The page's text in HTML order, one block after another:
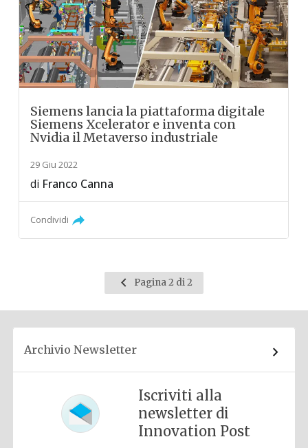
Siemens lancia la piattaforma digitale
Siemens Xcelerator e inventa con
Nvidia il Metaverso industriale
29 Giu 2022
di Franco Canna
Condividi
Pagina
precedente
Pagina 2 di 2
Archivio Newsletter
Iscriviti alla
newsletter di
Innovation Post